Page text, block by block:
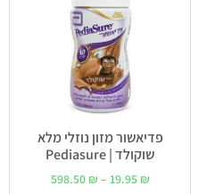
פדיאשור מזון נוזלי מלא
שוקולד | Pediasure
19.95 ₪
–
598.50 ₪